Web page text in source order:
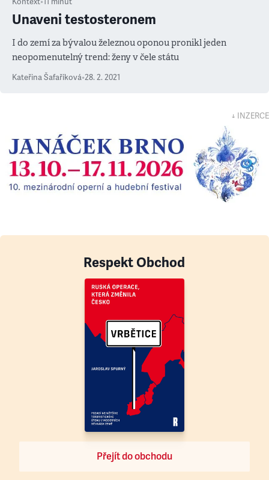
Unaveni testosteronem
I do zemí za bývalou železnou oponou pronikl jeden
neopomenutelný trend: ženy v čele státu
Kateřina Šafaříková•28. 2. 2021
↓ INZERCE
Respekt Obchod
Přejít do obchodu